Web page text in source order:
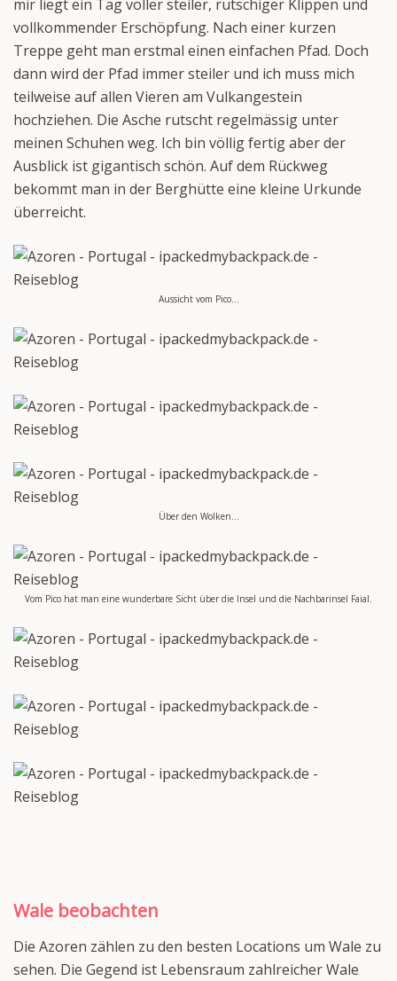
mir liegt ein Tag voller steiler, rutschiger Klippen und
vollkommender Erschöpfung. Nach einer kurzen
Treppe geht man erstmal einen einfachen Pfad. Doch
dann wird der Pfad immer steiler und ich muss mich
teilweise auf allen Vieren am Vulkangestein
hochziehen. Die Asche rutscht regelmässig unter
meinen Schuhen weg. Ich bin völlig fertig aber der
Ausblick ist gigantisch schön. Auf dem Rückweg
bekommt man in der Berghütte eine kleine Urkunde
überreicht.
Aussicht vom Pico…
Über den Wolken…
Vom Pico hat man eine wunderbare Sicht über die Insel und die Nachbarinsel Faial.
Wale beobachten
Die Azoren zählen zu den besten Locations um Wale zu
sehen. Die Gegend ist Lebensraum zahlreicher Wale